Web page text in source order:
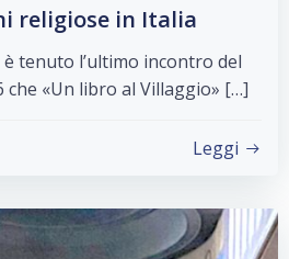
religiose in Italia
tenuto l’ultimo incontro del
che «Un libro al Villaggio» […]
Leggi